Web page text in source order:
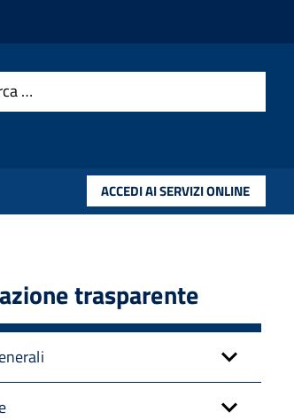
…
ACCEDI AI SERVIZI ONLINE
trasparente